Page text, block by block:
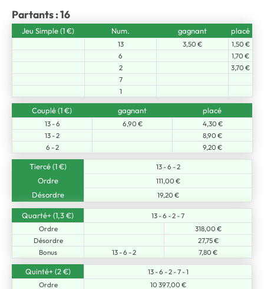
Partants : 16
Jeu Simple (1 €) Num. gagnant placé
13 3,50 €
1,50 €
6
1,70 €
2
3,70 €
7
1
Couplé (1 €) gagnant placé
13 - 6 6,90 €
4,30 €
13 - 2
8,90 €
6 - 2
9,20 €
Tiercé (1 €) 13 - 6 - 2
Ordre 111,00 €
Désordre 19,20 €
Quarté+ (1,3 €)
13 - 6 - 2 - 7
Ordre
318,00 €
Désordre
27,75 €
Bonus
13 - 6 - 2 7,80 €
Quinté+ (2 €)
13 - 6 - 2 - 7 - 1
Ordre
10 397,00 €